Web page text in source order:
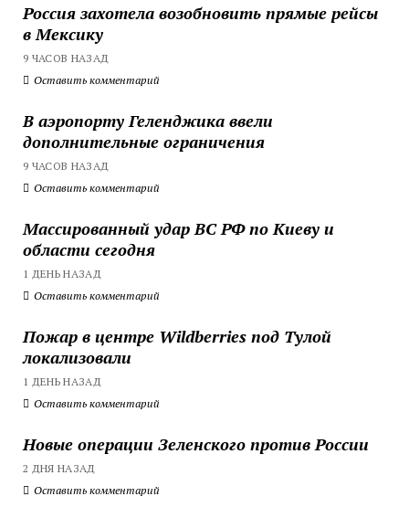
Россия захотела возобновить прямые рейсы
в Мексику
9 ЧАСОВ НАЗАД
Оставить комментарий
В аэропорту Геленджика ввели
дополнительные ограничения
9 ЧАСОВ НАЗАД
Оставить комментарий
Массированный удар ВС РФ по Киеву и
области сегодня
1 ДЕНЬ НАЗАД
Оставить комментарий
Пожар в центре Wildberries под Тулой
локализовали
1 ДЕНЬ НАЗАД
Оставить комментарий
Новые операции Зеленского против России
2 ДНЯ НАЗАД
Оставить комментарий